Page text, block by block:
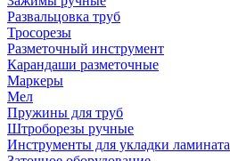
Развальцовка труб
Тросорезы
Разметочный инструмент
Карандаши разметочные
Маркеры
Мел
Пружины для труб
Штроборезы ручные
Инструменты для укладки ламината